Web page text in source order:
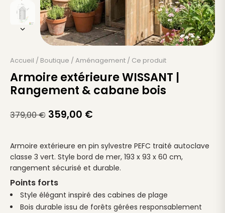
Accueil / Boutique /Aménagement / Ce produit
Armoire extérieure WISSANT |
Rangement & cabane bois
379,00€ 359,00 €
Armoire extérieure en pin sylvestre PEFC traité autoclave
classe 3 vert. Style bord de mer, 193 x 93 x 60 cm,
rangement sécurisé et durable.
Points forts
Style élégant inspiré des cabines de plage
Bois durable issu de forêts gérées responsablement